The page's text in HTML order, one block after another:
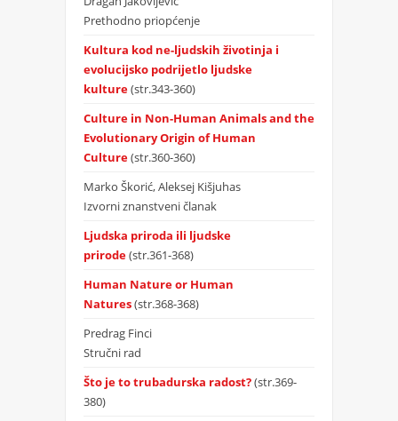
Prethodno priopćenje
Kultura kod ne-ljudskih životinja i
evolucijsko podrijetlo ljudske
kulture(str.343-360)
Culture in Non-Human Animals and the
Evolutionary Origin of Human
Culture(str.360-360)
Marko Škorić, Aleksej Kišjuhas
Izvorni znanstveni članak
Ljudska priroda ili ljudske
prirode(str.361-368)
Human Nature or Human
Natures(str.368-368)
Predrag Finci
Stručni rad
Što je to trubadurska radost?(str.369-
380)